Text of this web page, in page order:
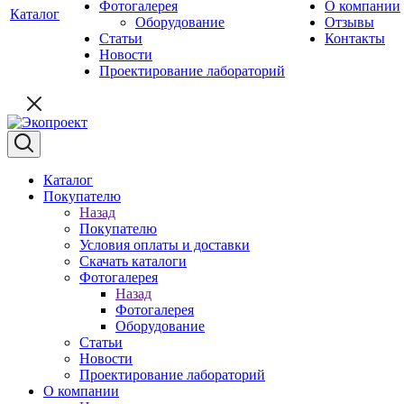
Каталог
Фотогалерея
Оборудование
Статьи
Новости
Проектирование лабораторий
О компании
Отзывы
Контакты
Каталог
Покупателю
Назад
Покупателю
Условия оплаты и доставки
Скачать каталоги
Фотогалерея
Назад
Фотогалерея
Оборудование
Статьи
Новости
Проектирование лабораторий
О компании